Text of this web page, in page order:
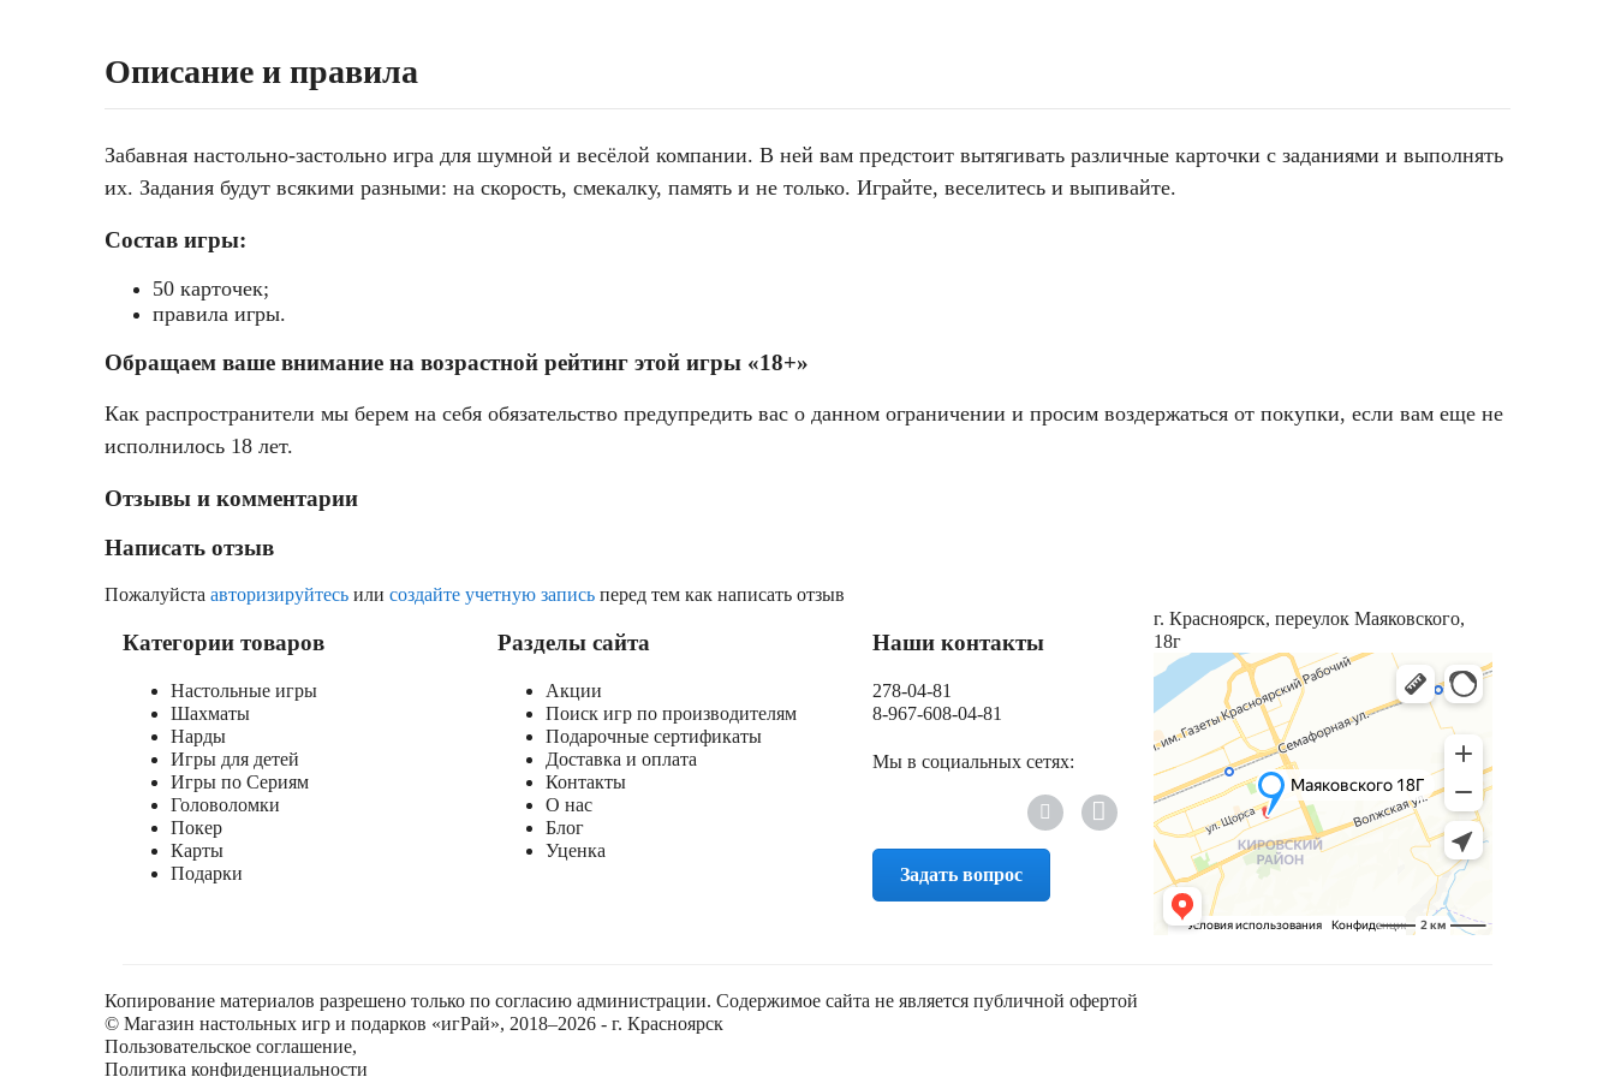
Описание и правила
Забавная настольно-застольно игра для шумной и весёлой компании. В ней вам предстоит вытягивать различные карточки с заданиями и выполнять
их. Задания будут всякими разными: на скорость, смекалку, память и не только. Играйте, веселитесь и выпивайте.
Состав игры:
50 карточек;
правила игры.
Обращаем ваше внимание на возрастной рейтинг этой игры «18+»
Как распространители мы берем на себя обязательство предупредить вас о данном ограничении и просим воздержаться от покупки, если вам еще не
исполнилось 18 лет.
Отзывы и комментарии
Написать отзыв
Пожалуйста авторизируйтесь или создайте учетную запись перед тем как написать отзыв
Категории товаров
Настольные игры
Шахматы
Нарды
Игры для детей
Игры по Сериям
Головоломки
Покер
Карты
Подарки
Разделы сайта
Акции
Поиск игр по производителям
Подарочные сертификаты
Доставка и оплата
Контакты
О нас
Блог
Уценка
Наши контакты
278-04-81
8-967-608-04-81
Мы в социальных сетях:
Задать вопрос
г. Красноярск, переулок Маяковского,
18г
Копирование материалов разрешено только по согласию администрации. Содержимое сайта не является публичной офертой
© Магазин настольных игр и подарков «игРай», 2018–2026 - г. Красноярск
Пользовательское соглашение,
Политика конфиденциальности